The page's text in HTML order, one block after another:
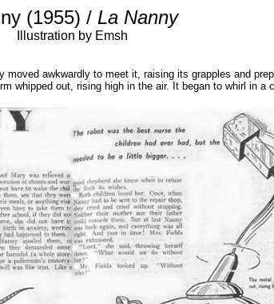
(1955) / La Nanny
Illustration by Emsh
awkwardly to meet it, raising its grapples and
whipped out, rising high in the air. It began to whirl in a